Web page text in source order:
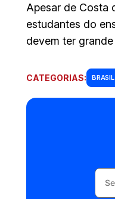
Apesar de Costa
estudantes do
devem ter
CATEGORIAS: BRASIL